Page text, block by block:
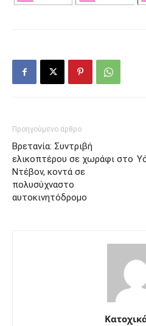
Προηγούμενο άρθρο
Βρετανία: Συντριβή
ελικοπτέρου σε χωράφι στο
Ντέβον, κοντά σε
πολυσύχναστο
αυτοκινητόδρομο